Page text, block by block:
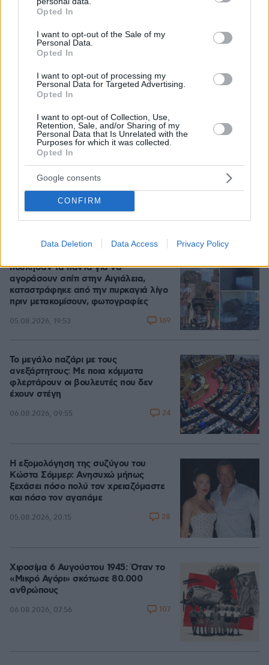
grant or deny consent to Google and its third-party tags to
use your data for below specified purposes in below Google
consent section.
Opted In
I want to opt-out of the Sale of my
Personal Data.
Opted In
I want to opt-out of processing my
Personal Data for Targeted Advertising.
Opted In
I want to opt-out of Collection, Use,
Retention, Sale, and/or Sharing of my
Personal Data that Is Unrelated with the
Purposes for which it was collected.
Opted In
Google consents
CONFIRM
Data Deletion Data Access Privacy Policy
«Τα παιδιά έχουν μια μικρή ίωση»: Το τελευταίο
μήνυμα της μητέρας στον πρώην σύζυγό της πριν
δολοφονήσει τα τέσσερα παιδιά τους
06.08.2026, 04:44
πούλησαν τα πάντα για να
αγοράσουν σπίτι στην Αιγιάλεια,
καταστράφηκε από την πυρκαγιά λίγο
πριν μετακομίσουν, φωτογραφίες
05.08.2026, 19:53 169
Το μεγάλο παζάρι με τους
ανεξάρτητους: Με ποια κόμματα
φλερτάρουν οι βουλευτές που δεν
έχουν στέγη
06.08.2026, 09:55 24
Η εξομολόγηση της συζύγου του
Κώστα Σόμμερ: Ανησυχώ μήπως
ξεχάσει πόσο πολύ τον χρειαζόμαστε
και πόσο τον αγαπάμε
05.08.2026, 20:15 28
Χιροσίμα 6 Αυγούστου 1945: Όταν το
«Μικρό Αγόρι» σκότωσε 80.000
ανθρώπους
06.08.2026, 07:56 107